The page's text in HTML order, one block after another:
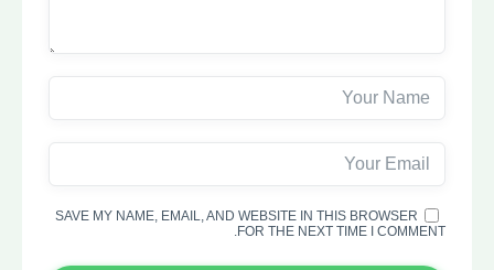
SAVE MY NAME, EMAIL, AND WEBSITE IN THIS BROWSER
FOR THE NEXT TIME I COMMENT.